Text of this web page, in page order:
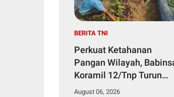
BERITA TNI
Perkuat Ketahanan
Pangan Wilayah,
Koramil 12/Tnp Turun
Tangan Bantu Warga
August 06, 2026